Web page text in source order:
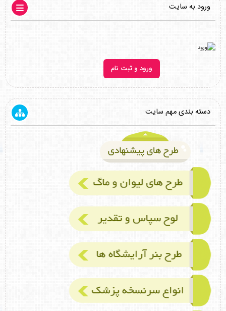
ورود به سایت
ورود و ثبت نام
دسته بندی مهم سایت